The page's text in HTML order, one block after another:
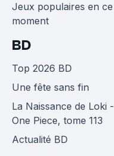
Jeux populaires en ce
moment
BD
Top 2026 BD
Une fête sans fin
La Naissance de Loki -
One Piece, tome 113
Actualité BD